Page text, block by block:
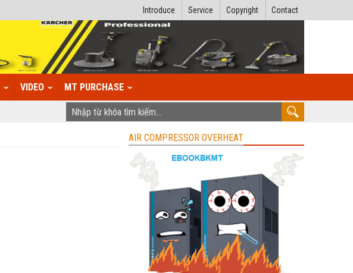
Contact
Copyright
Service
Introduce
VIDEO MT PURCHASE
AIR COMPRESSOR OVERHEAT